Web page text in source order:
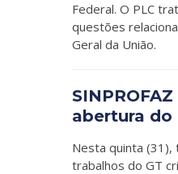
Federal. O PLC
questões
Geral da União.
abertura do
Nesta quinta (31),
trabalhos do GT